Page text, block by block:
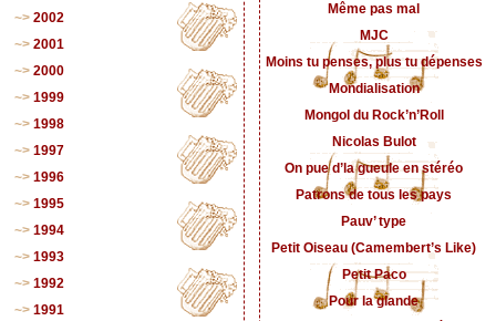
2002
2001
2000
1999
1998
1997
1996
1995
1994
1993
1992
1991
Même pas mal
MJC
Moins tu penses, plus tu dépenses
Mondialisation
Mongol du Rock’n’Roll
Nicolas Bulot
On pue d’la gueule en stéréo
Patrons de tous les pays
Pauv’ type
Petit Oiseau (Camembert’s Like)
Petit Paco
Pour la glande